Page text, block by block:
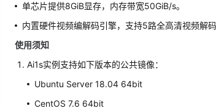
单芯片提供8GiB显存，内存带宽50GiB/s。
内置硬件视频编解码引擎，支持5路全高清视频解
使用须知
Ai1s实例支持如下版本的公共镜像：
Ubuntu Server 18.04 64bit
CentOS 7.6 64bit